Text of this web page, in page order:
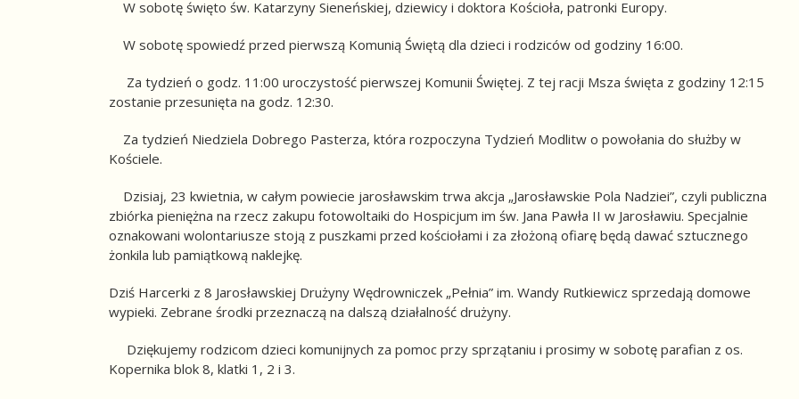
W sobotę święto św. Katarzyny Sieneńskiej, dziewicy i doktora Kościoła, patronki Europy.
W sobotę spowiedź przed pierwszą Komunią Świętą dla dzieci i rodziców od godziny 16:00.
Za tydzień o godz. 11:00 uroczystość pierwszej Komunii Świętej. Z tej racji Msza święta z godziny 12:15
zostanie przesunięta na godz. 12:30.
Za tydzień Niedziela Dobrego Pasterza, która rozpoczyna Tydzień Modlitw o powołania do służby w
Kościele.
Dzisiaj, 23 kwietnia, w całym powiecie jarosławskim trwa akcja „Jarosławskie Pola Nadziei”, czyli publiczna
zbiórka pieniężna na rzecz zakupu fotowoltaiki do Hospicjum im św. Jana Pawła II w Jarosławiu. Specjalnie
oznakowani wolontariusze stoją z puszkami przed kościołami i za złożoną ofiarę będą dawać sztucznego
żonkila lub pamiątkową naklejkę.
Dziś Harcerki z 8 Jarosławskiej Drużyny Wędrowniczek „Pełnia” im. Wandy Rutkiewicz sprzedają domowe
wypieki. Zebrane środki przeznaczą na dalszą działalność drużyny.
Dziękujemy rodzicom dzieci komunijnych za pomoc przy sprzątaniu i prosimy w sobotę parafian z os.
Kopernika blok 8, klatki 1, 2 i 3.